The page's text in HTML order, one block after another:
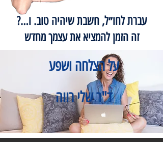
עברת לחו״ל, חשבת שיהיה טוב. ו…?
זה הזמן להמציא את עצמך מחדש
על הצלחה ושפע
ד"ר שלי רווה